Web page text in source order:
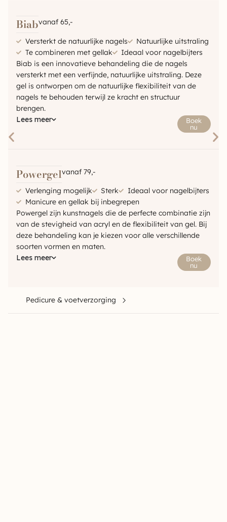
Pedicure & voetverzorging
Biabvanaf 65,-
Versterkt de natuurlijke nagels
Natuurlijke uitstraling
Te combineren met gellak
Ideaal voor nagelbijters
Biab is een innovatieve behandeling die de nagels
versterkt met een verfijnde, natuurlijke uitstraling. Deze
gel is ontworpen om de natuurlijke flexibiliteit van de
nagels te behouden terwijl ze kracht en structuur
brengen.
Lees meer
Boek
nu
Powergelvanaf 79,-
Verlenging mogelijk Sterk
Ideaal voor nagelbijters
Manicure en gellak bij inbegrepen
Powergel zijn kunstnagels die de perfecte combinatie zijn
van de stevigheid van acryl en de flexibiliteit van gel. Bij
deze behandeling kan je kiezen voor alle verschillende
soorten vormen en maten.
Lees meer
Boek
nu